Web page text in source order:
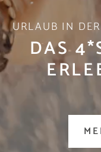
URLAUB IN
DAS